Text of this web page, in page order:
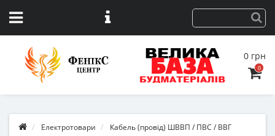
0 грн
0
Електротовари Кабель (провід) ШВВП / ПВС / ВВГ